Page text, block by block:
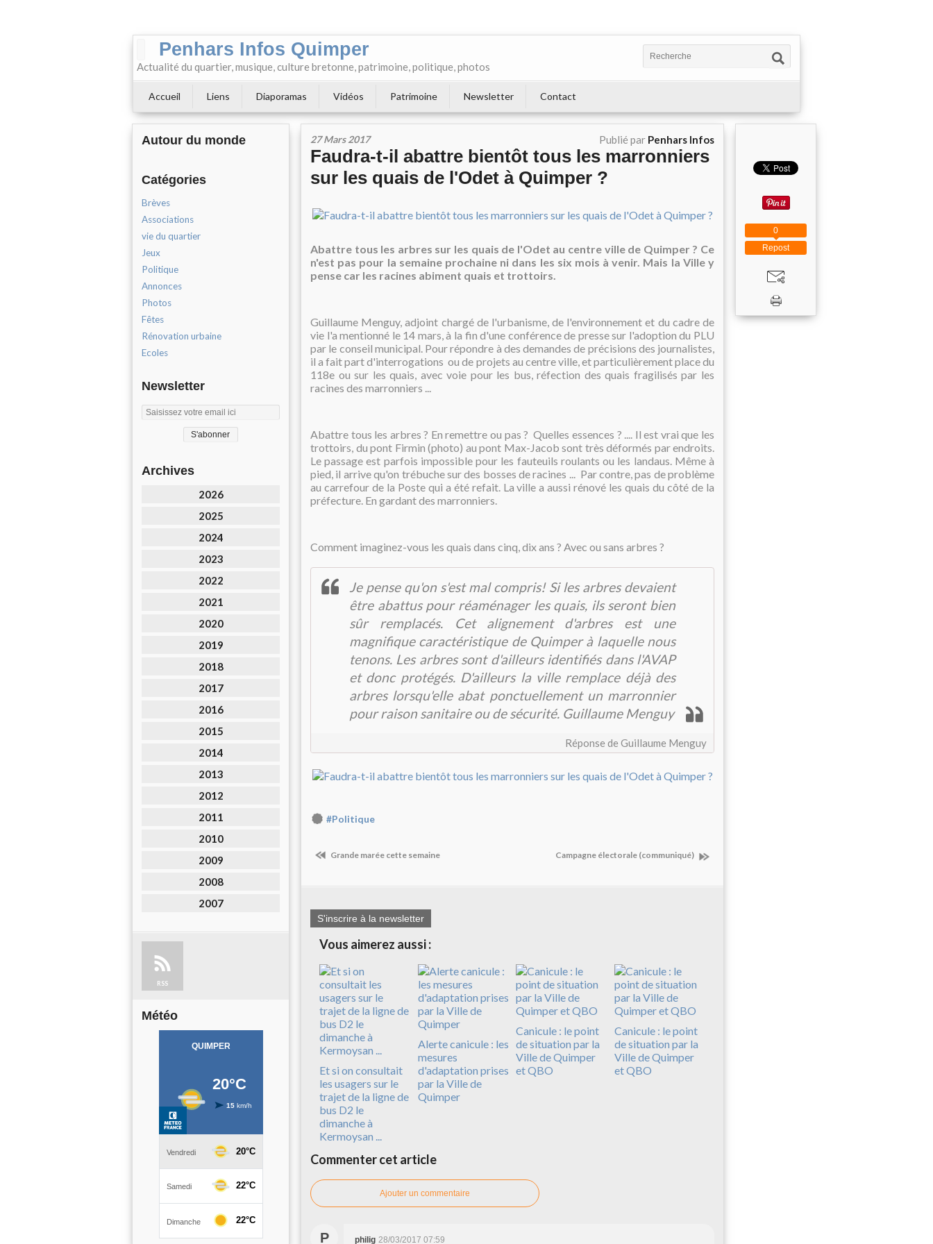
Penhars Infos Quimper
Actualité du quartier, musique, culture bretonne, patrimoine, politique, photos
Accueil Liens Diaporamas Vidéos Patrimoine Newsletter Contact
Autour du monde
Catégories
Brèves
Associations
vie du quartier
Jeux
Politique
Annonces
Photos
Fêtes
Rénovation urbaine
Ecoles
Newsletter
Archives
2026
2025
2024
2023
2022
2021
2020
2019
2018
2017
2016
2015
2014
2013
2012
2011
2010
2009
2008
2007
RSS
Météo
27 Mars 2017 Publié par Penhars Infos
Faudra-t-il abattre bientôt tous les marronniers
sur les quais de l'Odet à Quimper ?
Abattre tous les arbres sur les quais de l'Odet au centre ville de Quimper ? Ce
n'est pas pour la semaine prochaine ni dans les six mois à venir. Mais la Ville y
pense car les racines abiment quais et trottoirs.
Guillaume Menguy, adjoint chargé de l'urbanisme, de l'environnement et du cadre de
vie l'a mentionné le 14 mars, à la fin d'une conférence de presse sur l'adoption du PLU
par le conseil municipal. Pour répondre à des demandes de précisions des journalistes,
il a fait part d'interrogations ou de projets au centre ville, et particulièrement place du
118e ou sur les quais, avec voie pour les bus, réfection des quais fragilisés par les
racines des marronniers ...
Abattre tous les arbres ? En remettre ou pas ? Quelles essences ? .... Il est vrai que les
trottoirs, du pont Firmin (photo) au pont Max-Jacob sont très déformés par endroits.
Le passage est parfois impossible pour les fauteuils roulants ou les landaus. Même à
pied, il arrive qu'on trébuche sur des bosses de racines ... Par contre, pas de problème
au carrefour de la Poste qui a été refait. La ville a aussi rénové les quais du côté de la
préfecture. En gardant des marronniers.
Comment imaginez-vous les quais dans cinq, dix ans ? Avec ou sans arbres ?
Je pense qu'on s'est mal compris! Si les arbres devaient
être abattus pour réaménager les quais, ils seront bien
sûr remplacés. Cet alignement d'arbres est une
magnifique caractéristique de Quimper à laquelle nous
tenons. Les arbres sont d'ailleurs identifiés dans l'AVAP
et donc protégés. D'ailleurs la ville remplace déjà des
arbres lorsqu'elle abat ponctuellement un marronnier
pour raison sanitaire ou de sécurité. Guillaume Menguy
Réponse de Guillaume Menguy
#Politique
Grande marée cette semaine Campagne électorale (communiqué)
S'inscrire à la newsletter
Vous aimerez aussi :
Et si on consultait
les usagers sur le
trajet de la ligne de
bus D2 le
dimanche à
Kermoysan ...
Alerte canicule : les
mesures
d'adaptation prises
par la Ville de
Quimper
Canicule : le point
de situation par la
Ville de Quimper
et QBO
Canicule : le point
de situation par la
Ville de Quimper
et QBO
Commenter cet article
Ajouter un commentaire
P philig 28/03/2017 07:59
Repost
0